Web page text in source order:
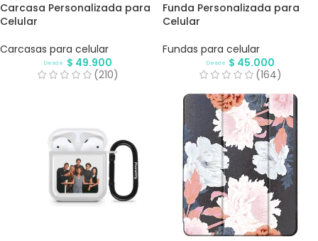
Carcasa Personalizada para
Celular
Carcasas para celular
Desde $ 49.900
(210)
Funda Personalizada para
Celular
Fundas para celular
Desde $ 45.000
(164)